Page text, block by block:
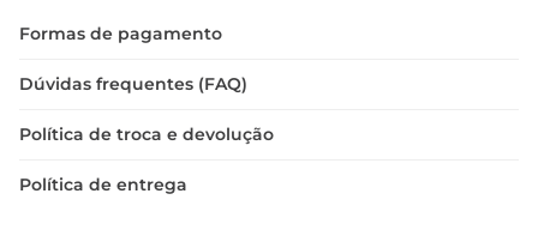
Formas de pagamento
Dúvidas frequentes (FAQ)
Política de troca e devolução
Política de entrega